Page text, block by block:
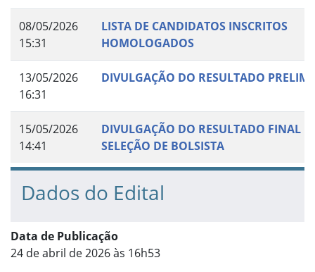
08/05/2026
15:31
LISTA DE CANDIDATOS INSCRITOS
HOMOLOGADOS
13/05/2026
16:31
DIVULGAÇÃO DO RESULTADO
15/05/2026
14:41
DIVULGAÇÃO DO RESULTADO FINAL
SELEÇÃO DE BOLSISTA
Dados do Edital
Data de Publicação
24 de abril de 2026 às 16h53